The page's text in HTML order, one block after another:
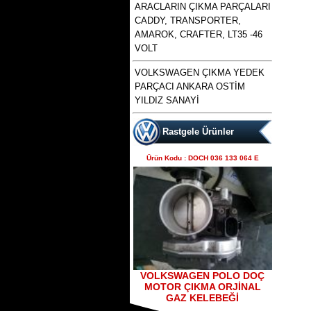
polo 1996 1997 1998 1999
2000 2001 2002 modellere
uyumlu çıkma merkezi kilit
pompası , polo merkezi
Ürün Kodu : bora golf4 toledo octavia
leon çıkma direksiyon kutusu
bora golf4 toledo octavia
leon çıkma direksiyon
kutusu
Ürün Kodu : skoda octavia 1.6 benzinli
a4 kasa çıkma şanzımanlar
ARACLARIN ÇIKMA PARÇALARI
CADDY, TRANSPORTER,
AMAROK, CRAFTER, LT35 -46
VOLT
VOLKSWAGEN ÇIKMA YEDEK
PARÇACI ANKARA OSTİM
YILDIZ SANAYİ
Rastgele Ürünler
Ürün Kodu : DOCH 036 133 064 E
VOLKSWAGEN POLO DOÇ
MOTOR ÇIKMA ORJİNAL
GAZ KELEBEĞİ